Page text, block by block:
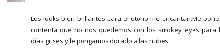
Los looks bien brillantes para el otoño me encantan.Me
contenta que no nos quedemos con los smokey eyes para
días grises y le pongamos dorado a las nubes.